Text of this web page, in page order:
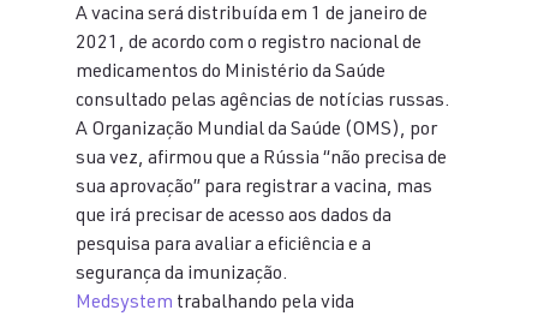
A vacina será distribuída em 1 de janeiro de
2021, de acordo com o registro nacional de
medicamentos do Ministério da Saúde
consultado pelas agências de notícias russas.
A Organização Mundial da Saúde (OMS), por
sua vez, afirmou que a Rússia “não precisa de
sua aprovação” para registrar a vacina, mas
que irá precisar de acesso aos dados da
pesquisa para avaliar a eficiência e a
segurança da imunização.
Medsystem trabalhando pela vida